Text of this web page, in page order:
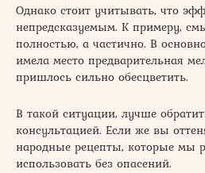
Однако стоит учитывать, что
непредсказуемым. К примеру,
полностью, а частично. В
имела место предварительная
пришлось сильно обесцветить.
В такой ситуации, лучше
консультацией. Если же вы
народные рецепты, которые мы
использовать без опасений.